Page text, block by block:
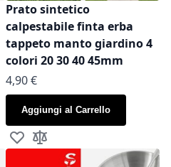
Prato sintetico
calpestabile finta erba
tappeto manto giardino 4
colori 20 30 40 45mm
As low as
4,90 €
Aggiungi al Carrello
Aggiungi alla lista desideri
Aggiungi al confronto